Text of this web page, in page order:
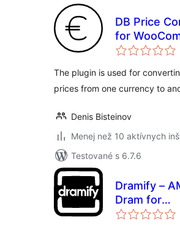
DB Price
for
The plugin is used for
prices from one currency to
Denis Bisteinov
Menej než 10 aktívnych
Testované s 6.7.6
Dramify –
Dram for